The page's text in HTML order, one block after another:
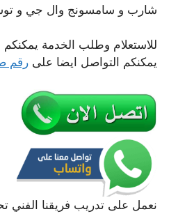
شارب و سامسونج وال جي و
للاستعلام وطلب الخدمة يمكنكم
يمكنكم التواصل ايضا على رقم
نعمل على تدريب فريقنا الفني